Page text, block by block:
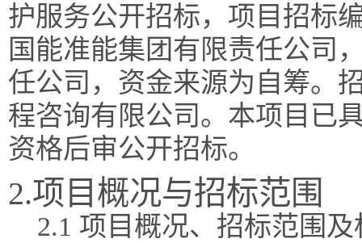
护服务公开招标，项目招标
国能准能集团有限责任公司
任公司，资金来源为自筹。
程咨询有限公司。本项目已
资格后审公开招标。
2.项目概况与招标范围
2.1 项目概况、招标范围